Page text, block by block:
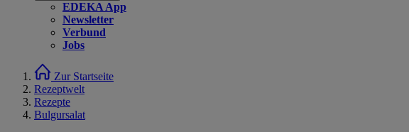
EDEKA App
Newsletter
Verbund
Jobs
Zur Startseite
Rezeptwelt
Rezepte
Bulgursalat